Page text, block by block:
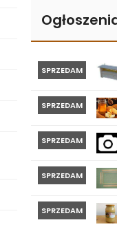
SPRZEDAM
SPRZEDAM
SPRZEDAM
SPRZEDAM
SPRZEDAM